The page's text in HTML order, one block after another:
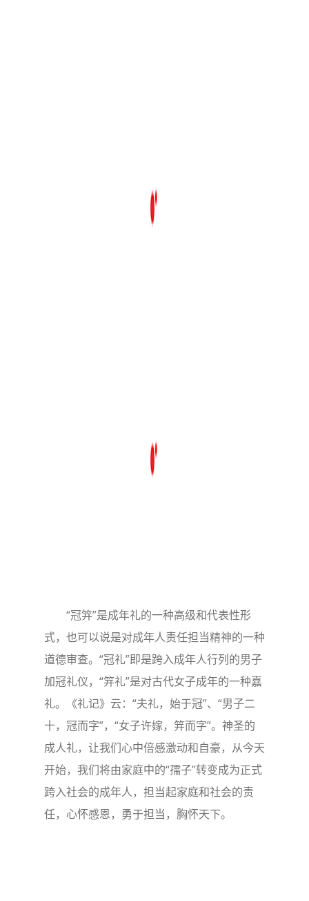
“冠笄”是成年礼的一种高级和代表性形
式，也可以说是对成年人责任担当精神的一种
道德审查。“冠礼”即是跨入成年人行列的男子
加冠礼仪，“笄礼”是对古代女子成年的一种嘉
礼。《礼记》云：“夫礼，始于冠”、“男子二
十，冠而字”，“女子许嫁，笄而字”。神圣的
成人礼，让我们心中倍感激动和自豪，从今天
开始，我们将由家庭中的“孺子”转变成为正式
跨入社会的成年人，担当起家庭和社会的责
任，心怀感恩，勇于担当，胸怀天下。